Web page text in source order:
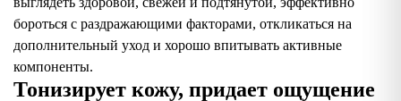
бороться с раздражающими факторами, откликаться на
дополнительный уход и хорошо впитывать активные
компоненты.
Тонизирует кожу, придает ощущение